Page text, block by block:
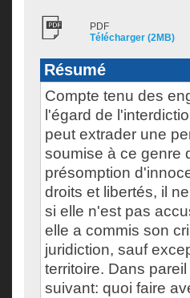
PDF
Télécharger (2MB)
Résumé
Compte tenu des
l'égard de
peut extrader une
soumise à ce genre
présomption
droits et libertés, il
si elle n'est pas
elle a commis son
juridiction, sauf
territoire. Dans
suivant: quoi faire